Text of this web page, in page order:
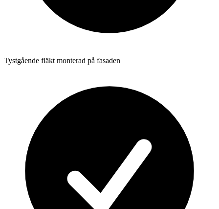
Tystgående fläkt monterad på fasaden